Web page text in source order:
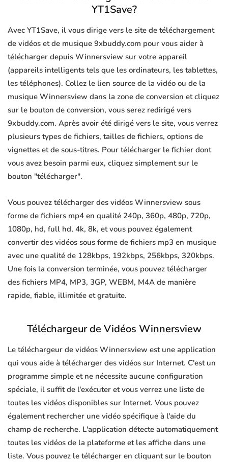
YT1Save?
Avec YT1Save, il vous dirige vers le site de téléchargement
de vidéos et de musique 9xbuddy.com pour vous aider à
télécharger depuis Winnersview sur votre appareil
(appareils intelligents tels que les ordinateurs, les tablettes,
les téléphones). Collez le lien source de la vidéo ou de la
musique Winnersview dans la zone de conversion et cliquez
sur le bouton de conversion, vous serez redirigé vers
9xbuddy.com. Après avoir été dirigé vers le site, vous verrez
plusieurs types de fichiers, tailles de fichiers, options de
vignettes et de sous-titres. Pour télécharger le fichier dont
vous avez besoin parmi eux, cliquez simplement sur le
bouton "télécharger".
Vous pouvez télécharger des vidéos Winnersview sous
forme de fichiers mp4 en qualité 240p, 360p, 480p, 720p,
1080p, hd, full hd, 4k, 8k, et vous pouvez également
convertir des vidéos sous forme de fichiers mp3 en musique
avec une qualité de 128kbps, 192kbps, 256kbps, 320kbps.
Une fois la conversion terminée, vous pouvez télécharger
des fichiers MP4, MP3, 3GP, WEBM, M4A de manière
rapide, fiable, illimitée et gratuite.
Téléchargeur de Vidéos Winnersview
Le téléchargeur de vidéos Winnersview est une application
qui vous aide à télécharger des vidéos sur Internet. C'est un
programme simple et ne nécessite aucune configuration
spéciale, il suffit de l'exécuter et vous verrez une liste de
toutes les vidéos disponibles sur Internet. Vous pouvez
également rechercher une vidéo spécifique à l'aide du
champ de recherche. L'application détecte automatiquement
toutes les vidéos de la plateforme et les affiche dans une
liste. Vous pouvez le télécharger en cliquant sur le bouton